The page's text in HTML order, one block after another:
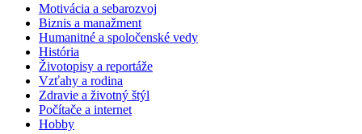
Motivácia a sebarozvoj
Biznis a manažment
Humanitné a spoločenské vedy
História
Životopisy a reportáže
Vzťahy a rodina
Zdravie a životný štýl
Počítače a internet
Hobby